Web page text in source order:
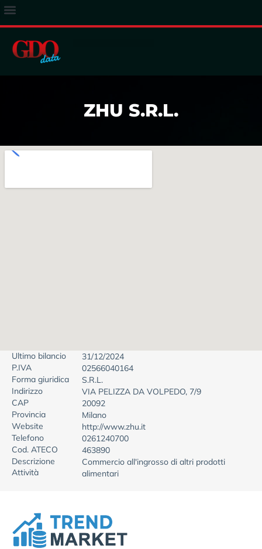
ZHU S.R.L.
Ultimo bilancio
31/12/2024
P.IVA
02566040164
Forma giuridica
S.R.L.
Indirizzo
VIA PELIZZA DA VOLPEDO, 7/9
CAP
20092
Provincia
Milano
Website
http://www.zhu.it
Telefono
0261240700
Cod. ATECO
463890
Descrizione
Attività
Commercio all'ingrosso di altri prodotti
alimentari